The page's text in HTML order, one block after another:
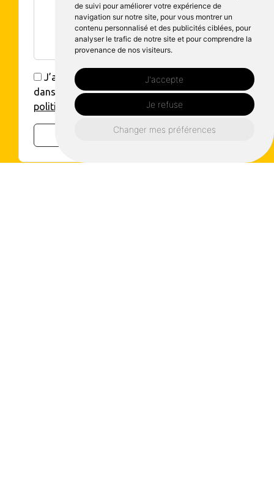
de suivi pour améliorer votre expérience de
navigation sur notre site, pour vous montrer un
contenu personnalisé et des publicités ciblées, pour
analyser le trafic de notre site et pour comprendre la
provenance de nos visiteurs.
J'accepte
Je refuse
Changer mes préférences
J’accepte que mes données soient utilisées
dans le cadre de ma demande, voir la
politique de confidentialité.*
Envoyer